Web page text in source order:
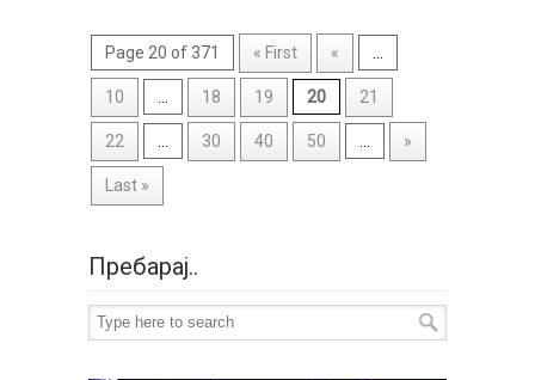
Page 20 of 371 « First « ...
10 ... 18 19 20 21
22 ... 30 40 50 ... »
Last »
Пребарај..